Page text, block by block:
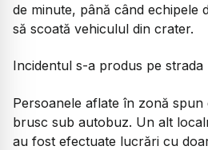
de minute, până când echipele
să scoată vehiculul din crater.
Incidentul s-a produs pe strada
Persoanele aflate în zonă
brusc sub autobuz. Un alt
au fost efectuate lucrări cu